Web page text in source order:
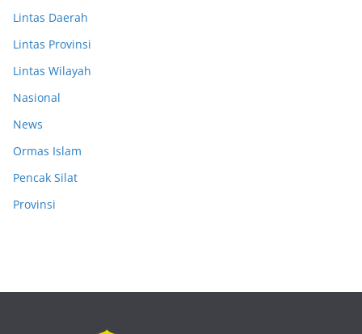
Lintas Daerah
Lintas Provinsi
Lintas Wilayah
Nasional
News
Ormas Islam
Pencak Silat
Provinsi